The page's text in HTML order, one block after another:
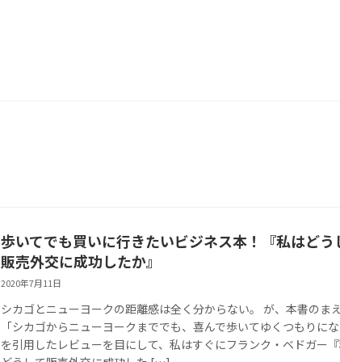
歩いてでも買いに行きたいビジネス本！『私はどう
販売外交に成功したか』
2020年7月11日
シカゴとニューヨークの距離感は全く分からない。 が、本書のま
「シカゴからニューヨークまででも、喜んで歩いてゆくつもりにな
を引用したレビューを目にして、私はすぐにフランク・ベドガー